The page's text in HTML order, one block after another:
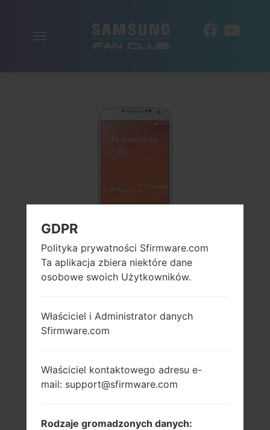
GDPR
Polityka prywatności Sfirmware.com
Ta aplikacja zbiera niektóre dane
osobowe swoich Użytkowników.
Właściciel i Administrator danych
Sfirmware.com
Właściciel kontaktowego adresu e-
mail: support@sfirmware.com
Rodzaje gromadzonych danych: